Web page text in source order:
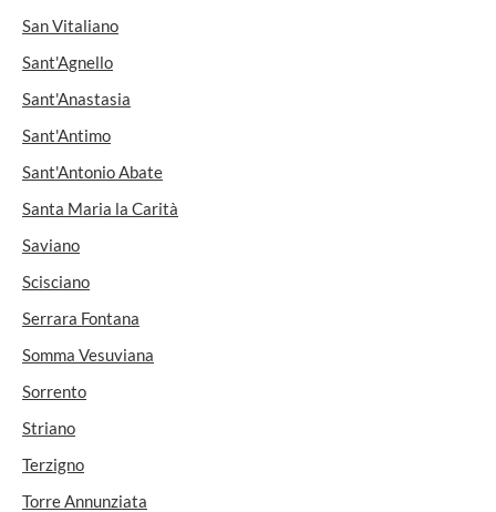
San Vitaliano
Sant'Agnello
Sant'Anastasia
Sant'Antimo
Sant'Antonio Abate
Santa Maria la Carità
Saviano
Scisciano
Serrara Fontana
Somma Vesuviana
Sorrento
Striano
Terzigno
Torre Annunziata